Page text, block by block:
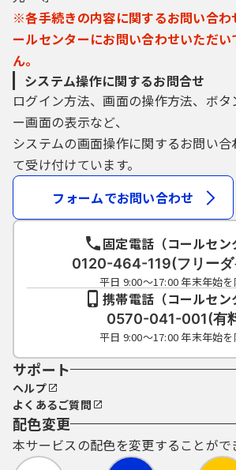
※各手続きの内容に関するお問い合わ
ールセンターにお問い合わせいただ
ん。
システム操作に関するお問合せ
ログイン方法、画面の操作方法、ボ
ー画面の表示など、
システムの画面操作に関するお問い
て受け付けています。
フォームでお問い合わせ
固定電話（コールセン
0120-464-119(フリーダ
平日 9:00～17:00 年末年始を
携帯電話（コールセン
0570-041-001(有
平日 9:00～17:00 年末年始を
サポート
ヘルプ
よくあるご質問
配色変更
本サービスの配色を変更することがで